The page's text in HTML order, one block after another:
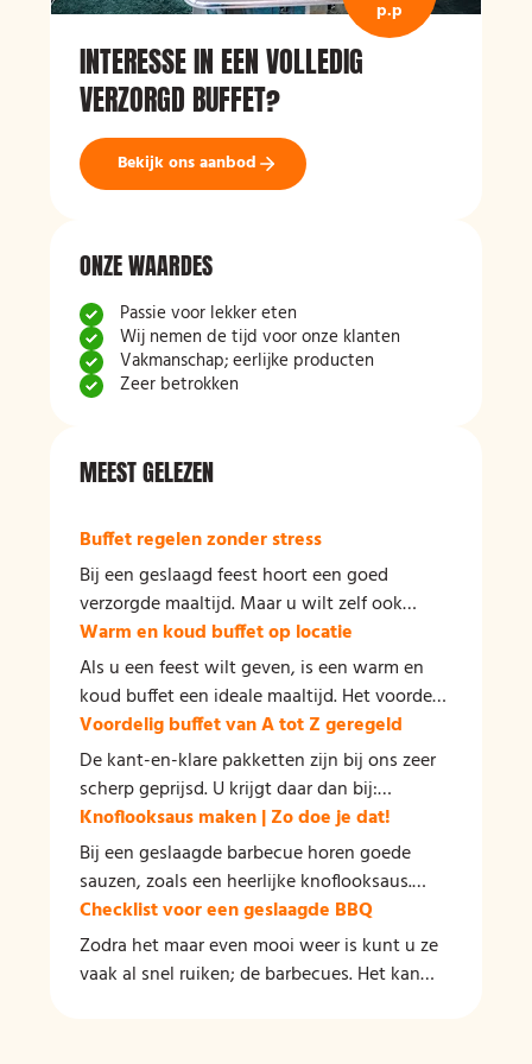
p.p
INTERESSE IN EEN VOLLEDIG
VERZORGD BUFFET?
Bekijk ons aanbod
ONZE WAARDES
Passie voor lekker eten
Wij nemen de tijd voor onze klanten
Vakmanschap; eerlijke producten
Zeer betrokken
MEEST GELEZEN
Buffet regelen zonder stress
Bij een geslaagd feest hoort een goed
verzorgde maaltijd. Maar u wilt zelf ook
kunnen genieten van uw feest of partij.
Daarom is een warm buffet aan huis laten
bezorgen een goede uitkomst. Door een
warm buffet te kiezen, kiest u voor gemak,
voordeel en smaak! U en uw gasten kunnen
genieten van een heerlijk verzorgde maaltijd
en u hoeft nergens naar om te kijken!
Warm en koud buffet op locatie
Als u een feest wilt geven, is een warm en
koud buffet een ideale maaltijd. Het voordeel
van een buffet is dat het gemakkelijk op elke
gewenste locatie kan worden geleverd, en u
heeft nergens omkijken naar. Als wij een
buffet leveren, zorgen wij ervoor dat alles op
tijd wordt bezorgd en dat er voldoende
borden en bestek aanwezig zijn. Over de vaat
hoeft u zich ook geen zorgen te maken, want
die doen wij voor u!
Voordelig buffet van A tot Z geregeld
De kant-en-klare pakketten zijn bij ons zeer
scherp geprijsd. U krijgt daar dan bij:
kipkerriesalade, rundvleessalade,
rauwkostsalade en stokbrood met
kruidenboter. Maar dat is nog lang niet alle
voordelen die wij leveren bij een goedkoop
buffet. Wij leveren naast de salades: bami,
nasi, gehaktballetjes in zoetzure saus, kipfilet
in satésaus en gebakken krieltjes. Wij zorgen
Knoflooksaus maken | Zo doe je dat!
Bij een geslaagde barbecue horen goede
sauzen, zoals een heerlijke knoflooksaus.
Vaak wordt het belang van een goede saus
onderschat en dat is jammer, want hier is
veel winst te behalen! Natuurlijk zijn er
Checklist voor een geslaagde BBQ
Zodra het maar even mooi weer is kunt u ze
vaak al snel ruiken; de barbecues. Het kan